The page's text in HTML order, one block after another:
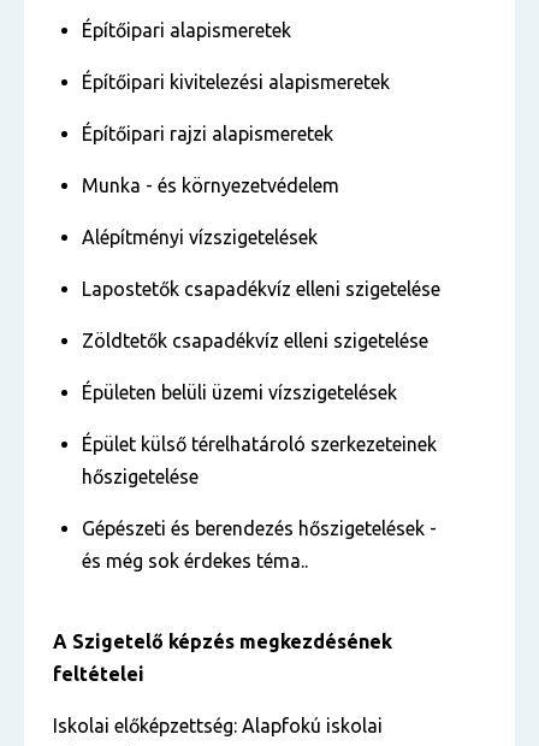
Építőipari alapismeretek
Építőipari kivitelezési alapismeretek
Építőipari rajzi alapismeretek
Munka - és környezetvédelem
Alépítményi vízszigetelések
Lapostetők csapadékvíz elleni szigetelése
Zöldtetők csapadékvíz elleni szigetelése
Épületen belüli üzemi vízszigetelések
Épület külső térelhatároló szerkezeteinek
hőszigetelése
Gépészeti és berendezés hőszigetelések -
és még sok érdekes téma..
A Szigetelő képzés megkezdésének
feltételei
Iskolai előképzettség: Alapfokú iskolai